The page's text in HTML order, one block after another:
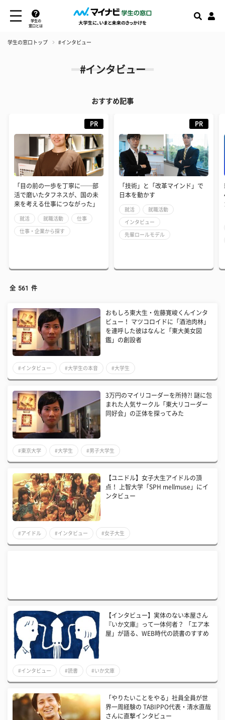
学生の
窓口とは
学生の窓口トップ #インタビュー
#インタビュー
おすすめ記事
PR
「目の前の一歩を丁寧に──部
活で磨いたタフネスが、国の未
来を考える仕事につながった」
就活 就職活動 仕事
仕事・企業から探す
PR
「技術」と「改革マインド」で
日本を動かす
就活 就職活動
インタビュー
先輩ロールモデル
全 561 件
おもしろ東大生・佐藤寛峻くんインタ
ビュー！ マツコロイドに「酒池肉林」
を連呼した彼はなんと「東大美女図
鑑」の創設者
#インタビュー #大学生の本音 #大学生
3万円のマイリコーダーを所持?! 謎に包
まれた人気サークル「東大リコーダー
同好会」の正体を探ってみた
#東京大学 #大学生 #男子大学生
【ユニドル】女子大生アイドルの頂
点！ 上智大学「SPH mellmuse」にイ
ンタビュー
#アイドル #インタビュー #女子大生
【インタビュー】実体のない本屋さん
『いか文庫』って一体何者？ 「エア本
屋」が語る、WEB時代の読書のすすめ
#インタビュー #読書 #いか文庫
「やりたいことをやる」社員全員が世
界一周経験の TABIPPO代表・清水直哉
さんに直撃インタビュー